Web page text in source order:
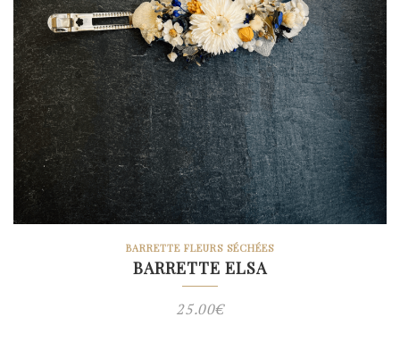
BARRETTE FLEURS SÉCHÉES
BARRETTE ELSA
25.00€